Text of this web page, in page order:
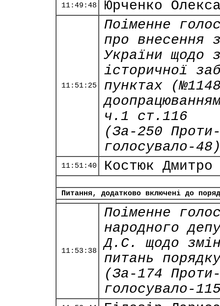
11:49:48 Юрченко
11:51:25
Поіменне
про внесення
України щодо
історичної
пунктах
ч.1 ст.116
(За-250
голосувало-
11:51:40 Костюк Дмитро
Питання, додатково включені до
11:53:38
Поіменне
народного
Д.С. щодо
питань
(За-174
голосувало-